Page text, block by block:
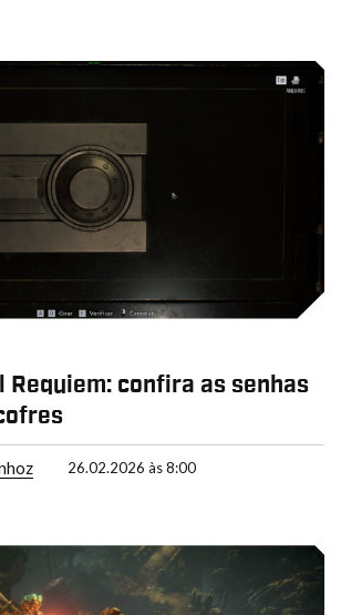
Requiem: confira as senhas
26.02.2026 às 8:00